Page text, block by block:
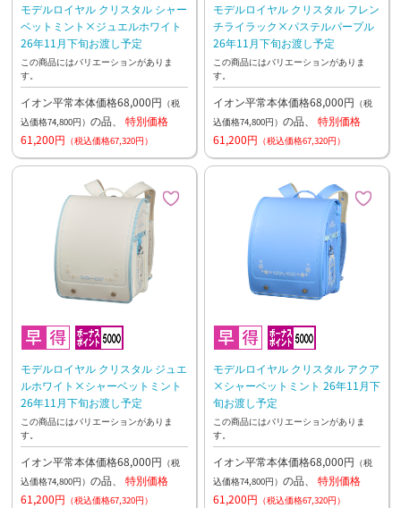
モデルロイヤル クリスタル シャー
ベットミント×ジュエルホワイト
26年11月下旬お渡し予定
この商品にはバリエーションがありま
す。
イオン平常本体価格68,000円 （税
込価格74,800円） の品、 特別価格
61,200円 （税込価格67,320円）
モデルロイヤル クリスタル フレン
チライラック×パステルパープル
26年11月下旬お渡し予定
この商品にはバリエーションがありま
す。
イオン平常本体価格68,000円 （税
込価格74,800円） の品、 特別価格
61,200円 （税込価格67,320円）
モデルロイヤル クリスタル ジュエ
ルホワイト×シャーベットミント
26年11月下旬お渡し予定
この商品にはバリエーションがありま
す。
イオン平常本体価格68,000円 （税
込価格74,800円） の品、 特別価格
61,200円 （税込価格67,320円）
モデルロイヤル クリスタル アクア
×シャーベットミント 26年11月下
旬お渡し予定
この商品にはバリエーションがありま
す。
イオン平常本体価格68,000円 （税
込価格74,800円） の品、 特別価格
61,200円 （税込価格67,320円）